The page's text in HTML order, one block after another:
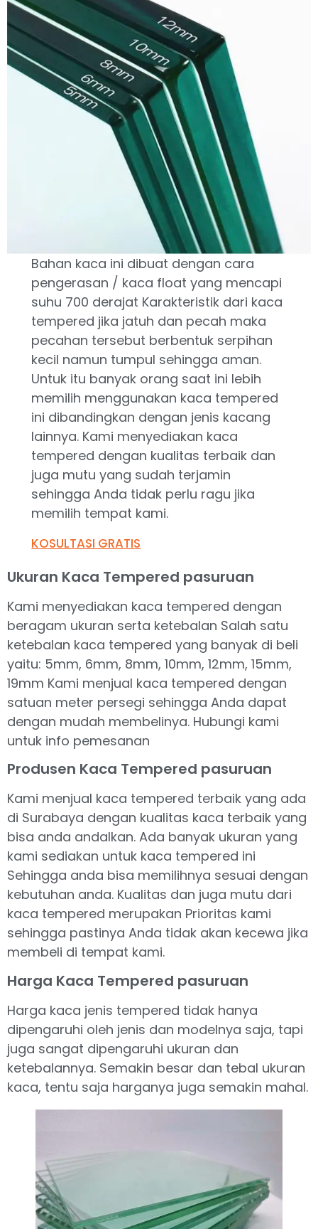
Bahan kaca ini dibuat dengan cara
pengerasan / kaca float yang mencapi
suhu 700 derajat Karakteristik dari kaca
tempered jika jatuh dan pecah maka
pecahan tersebut berbentuk serpihan
kecil namun tumpul sehingga aman.
Untuk itu banyak orang saat ini lebih
memilih menggunakan kaca tempered
ini dibandingkan dengan jenis kacang
lainnya. Kami menyediakan kaca
tempered dengan kualitas terbaik dan
juga mutu yang sudah terjamin
sehingga Anda tidak perlu ragu jika
memilih tempat kami.
KOSULTASI GRATIS
Ukuran Kaca Tempered pasuruan
Kami menyediakan kaca tempered dengan
beragam ukuran serta ketebalan Salah satu
ketebalan kaca tempered yang banyak di beli
yaitu: 5mm, 6mm, 8mm, 10mm, 12mm, 15mm,
19mm Kami menjual kaca tempered dengan
satuan meter persegi sehingga Anda dapat
dengan mudah membelinya. Hubungi kami
untuk info pemesanan
Produsen Kaca Tempered pasuruan
Kami menjual kaca tempered terbaik yang ada
di Surabaya dengan kualitas kaca terbaik yang
bisa anda andalkan. Ada banyak ukuran yang
kami sediakan untuk kaca tempered ini
Sehingga anda bisa memilihnya sesuai dengan
kebutuhan anda. Kualitas dan juga mutu dari
kaca tempered merupakan Prioritas kami
sehingga pastinya Anda tidak akan kecewa jika
membeli di tempat kami.
Harga Kaca Tempered pasuruan
Harga kaca jenis tempered tidak hanya
dipengaruhi oleh jenis dan modelnya saja, tapi
juga sangat dipengaruhi ukuran dan
ketebalannya. Semakin besar dan tebal ukuran
kaca, tentu saja harganya juga semakin mahal.